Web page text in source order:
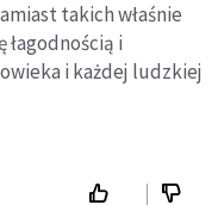
takich właśnie
łagodnością i
i każdej ludzkiej